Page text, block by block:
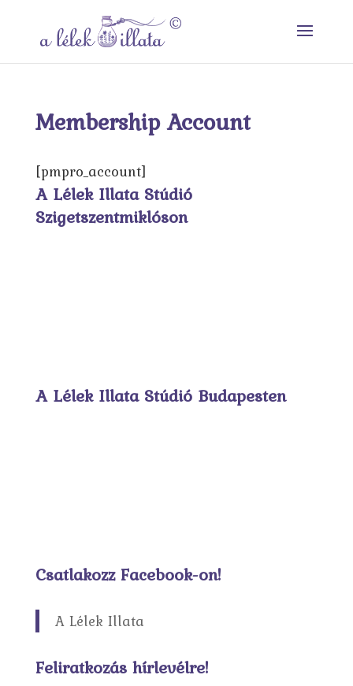
Membership Account
[pmpro_account]
A Lélek Illata Stúdió
Szigetszentmiklóson
A Lélek Illata Stúdió Budapesten
Csatlakozz Facebook-on!
A Lélek Illata
Feliratkozás hírlevélre!